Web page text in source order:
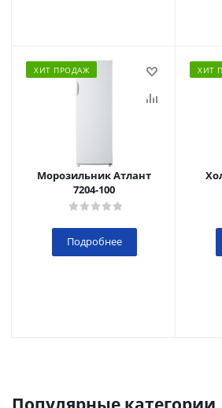
ХИТ ПРОДАЖ
Морозильник Атлант
7204-100
Подробнее
ХИТ